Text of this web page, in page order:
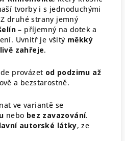
tvorby i s jednoduchými
druhé strany jemný
– příjemný na dotek a
Uvnitř je všitý měkký
zahřeje.
provázet od podzimu až
a bezstarostně.
ve variantě se
nebo bez zavazování.
autorské látky, ze